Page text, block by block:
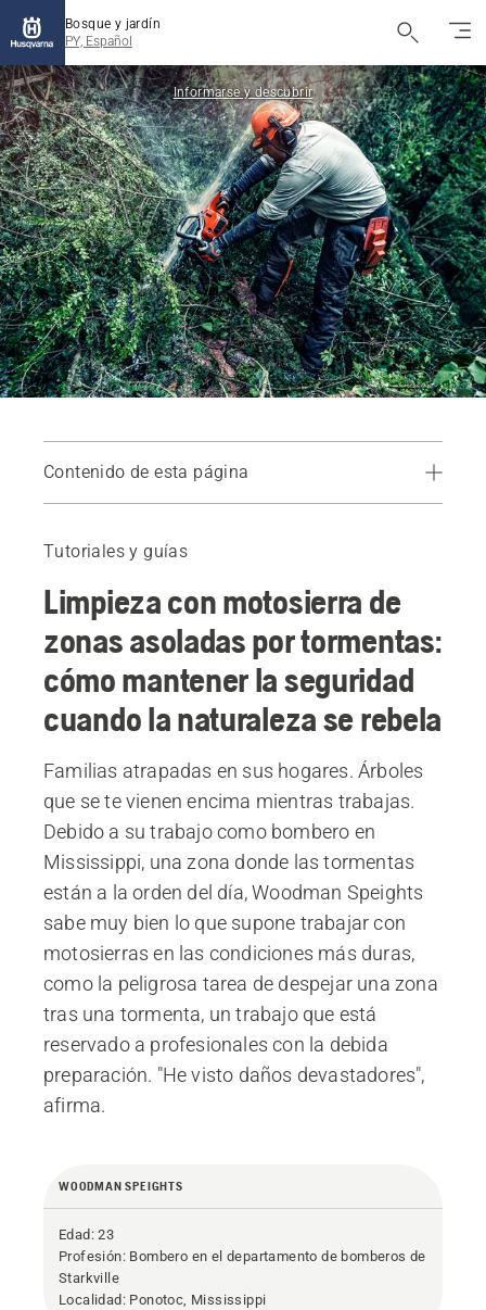
Bosque y jardín
PY, Español
Informarse y descubrir
Contenido de esta página
Cortar en el punto de tensión
Tala en el orden correcto
Derribo de árboles
Árboles desarraigados
Tutoriales y guías
Limpieza con motosierra de
zonas asoladas por tormentas:
cómo mantener la seguridad
cuando la naturaleza se rebela
Familias atrapadas en sus hogares. Árboles
que se te vienen encima mientras trabajas.
Debido a su trabajo como bombero en
Mississippi, una zona donde las tormentas
están a la orden del día, Woodman Speights
sabe muy bien lo que supone trabajar con
motosierras en las condiciones más duras,
como la peligrosa tarea de despejar una zona
tras una tormenta, un trabajo que está
reservado a profesionales con la debida
preparación. "He visto daños devastadores",
afirma.
WOODMAN SPEIGHTS
Edad: 23
Profesión: Bombero en el departamento de bomberos de
Starkville
Localidad: Ponotoc, Mississippi